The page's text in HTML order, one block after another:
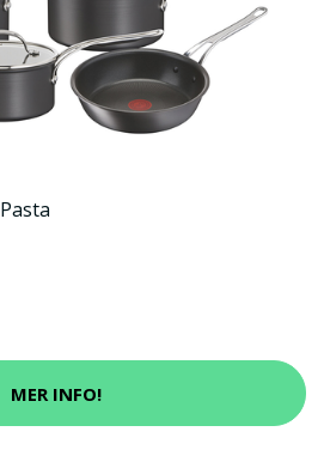
Pasta
MER INFO!